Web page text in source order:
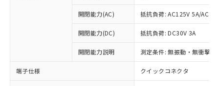
開閉能力(AC) 抵抗負荷: AC125V 5A/
開閉能力(DC) 抵抗負荷: DC30V 3A
開閉能力説明 測定条件: 無振動・無衝撃
端子仕様 クイックコネクタ
※1 対応状況
対応済み：EU RoHS指令（10物質）の
非含有に対応した製品が提供可能な商品で